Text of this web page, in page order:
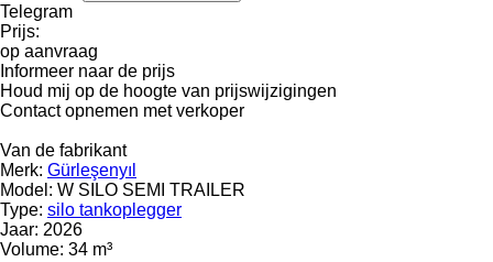
Telegram
Prijs:
op aanvraag
Informeer naar de prijs
Houd mij op de hoogte van prijswijzigingen
Contact opnemen met verkoper
Van de fabrikant
Merk: Gürleşenyıl
Model: W SILO SEMI TRAILER
Type: silo tankoplegger
Jaar: 2026
Volume: 34 m³